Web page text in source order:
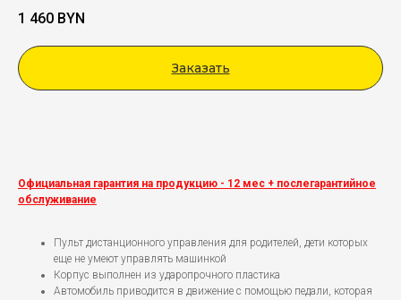
1 460 BYN
Заказать
Официальная гарантия на продукцию - 12 мес + послегарантийное
обслуживание
Пульт дистанционного управления для родителей, дети которых
еще не умеют управлять машинкой
Корпус выполнен из ударопрочного пластика
Автомобиль приводится в движение с помощью педали, которая